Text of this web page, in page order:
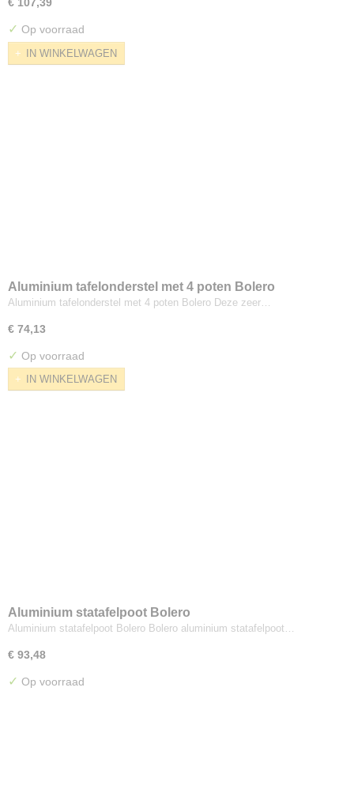
€ 107,39
✓ Op voorraad
IN WINKELWAGEN
Aluminium tafelonderstel met 4 poten Bolero
Aluminium tafelonderstel met 4 poten Bolero Deze zeer…
€ 74,13
✓ Op voorraad
IN WINKELWAGEN
Aluminium statafelpoot Bolero
Aluminium statafelpoot Bolero Bolero aluminium statafelpoot…
€ 93,48
✓ Op voorraad